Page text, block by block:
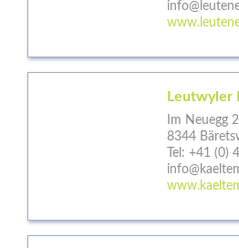
Leutwyler
Im Neuegg 2
8344
Tel: +41 (0)